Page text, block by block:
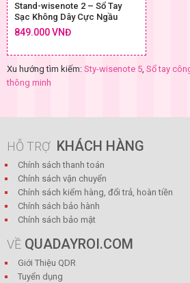
Stand-wisenote 2 – Sổ Tay
Sạc Không Dây Cực Ngầu
849.000 VNĐ
Xu hướng tìm kiếm: Sty-wisenote 5, Sổ tay
thông minh
HỖ TRỢ KHÁCH HÀNG
Chính sách thanh toán
Chính sách vận chuyển
Chính sách kiểm hàng, đổi trả, hoàn tiền
Chính sách bảo hành
Chính sách bảo mật
VỀ QUADAYROI.COM
Giới Thiệu QDR
Tuyển dụng